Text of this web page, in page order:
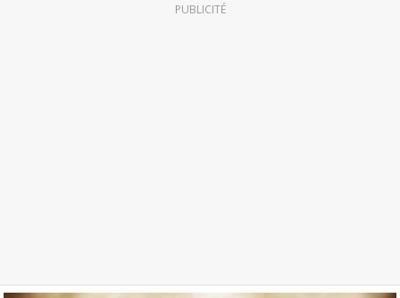
PUBLICITÉ